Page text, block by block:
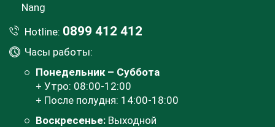
Nang
Hotline: 0899 412 412
Часы работы:
Понедельник – Суббота
+ Утро: 08:00-12:00
+ После полудня: 14:00-18:00
Воскресенье: Выходной